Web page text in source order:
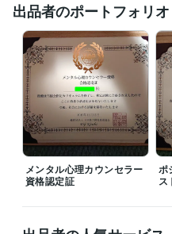
人間関係 相談
婚活 恋愛 悩み 人間関係 話
出品者のポートフォリオ
メンタル心理カウンセラー
資格認定証
ポ
ス